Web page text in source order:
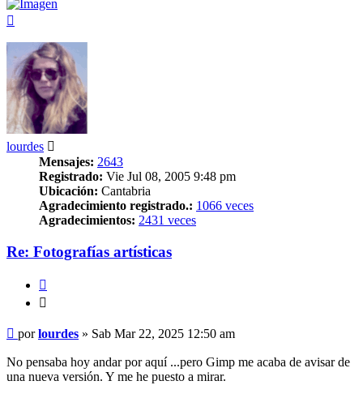
lourdes
Mensajes: 2643
Registrado: Vie Jul 08, 2005 9:48 pm
Ubicación: Cantabria
Agradecimiento registrado.: 1066 veces
Agradecimientos: 2431 veces
Re: Fotografías artísticas
Mensaje
porlourdes » Sab Mar 22, 2025 12:50 am
No pensaba hoy andar por aquí ...pero Gimp me acaba de avisar de
una nueva versión. Y me he puesto a mirar.